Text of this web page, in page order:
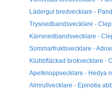
Lädergul bredvecklare -
Trysnedbandsvecklare -
Kärrsnedbandsvecklare -
Sommarfruktsvecklare -
Klubbfläckad brokvecklare -
Apelknoppvecklare - Hedya
Almrullvecklare - Epinotia